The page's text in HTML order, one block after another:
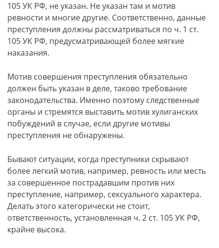
105 УК РФ, не указан. Не указан там и мотив
ревности и многие другие. Соответственно, данные
преступления должны рассматриваться по ч. 1 ст.
105 УК РФ, предусматривающей более мягкие
наказания.
Мотив совершения преступления обязательно
должен быть указан в деле, таково требование
законодательства. Именно поэтому следственные
органы и стремятся выставить мотив хулиганских
побуждений в случае, если другие мотивы
преступления не обнаружены.
Бывают ситуации, когда преступники скрывают
более легкий мотив, например, ревность или месть
за совершенное пострадавшим против них
преступление, например, сексуального характера.
Делать этого категорически не стоит,
ответственность, установленная ч. 2 ст. 105 УК РФ,
крайне высока.